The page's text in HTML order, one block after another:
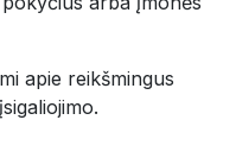
apie reikšmingus